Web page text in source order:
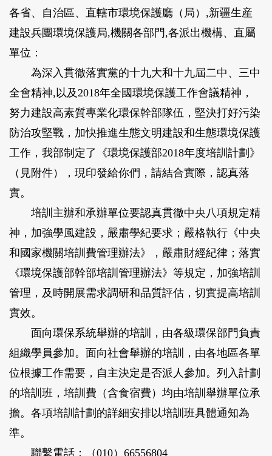
各省、自治區、直轄市環境保護廳（局）,新疆生産
建設兵團環境保護局,機關各部門,各派出機構、直屬
單位：
為深入貫徹落實黨的十九大和十九屆二中、三中
全會精神,以及2018年全國環境保護工作會議精神，
努力建設高素質專業化環保幹部隊伍，堅決打好污染
防治攻堅戰，加快推進生態文明建設和生態環境保護
工作，我部制定了《環境保護部2018年度培訓計劃》
（見附件），現印發給你們，請結合實際，認真落
實。
培訓主辦和承辦單位要認真貫徹中央八項規定精
神，加強學風建設，嚴肅學紀要求；嚴格執行《中央
和國家機關培訓費管理辦法》，嚴肅財經紀律；落實
《環境保護部幹部培訓管理辦法》等規定，加強培訓
管理，及時開展需求調研和品質評估，切實提高培訓
實效。
面向環保系統舉辦的培訓，由各級環保部門負責
組織學員參加。面向社會舉辦的培訓，由各地區各單
位根據工作需要，自主決定是否派人參加。列入計劃
的培訓班，培訓費（含食宿費）均由培訓舉辦單位承
擔。各項培訓計劃的詳細安排以培訓班具體通知為
準。
聯繫電話：（010）66556804